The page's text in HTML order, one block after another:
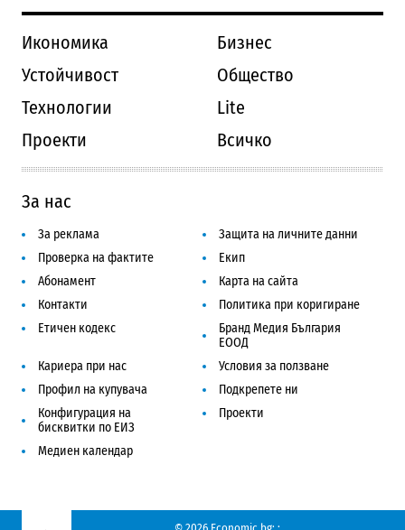
Икономика
Бизнес
Устойчивост
Общество
Технологии
Lite
Проекти
Всичко
За нас
За реклама
Защита на личните данни
Проверка на фактите
Екип
Абонамент
Карта на сайта
Контакти
Политика при коригиране
Етичен кодекс
Бранд Медия България
ЕООД
Кариера при нас
Условия за ползване
Профил на купувача
Подкрепете ни
Конфигурация на
бисквитки по ЕИЗ
Проекти
Медиен календар